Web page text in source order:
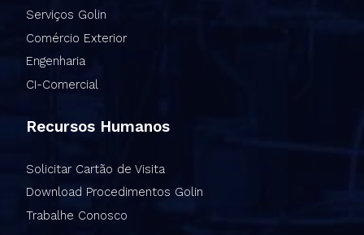
Serviços Golin
Comércio Exterior
Engenharia
CI-Comercial
Recursos Humanos
Solicitar Cartão de Visita
Download Procedimentos Golin
Trabalhe Conosco